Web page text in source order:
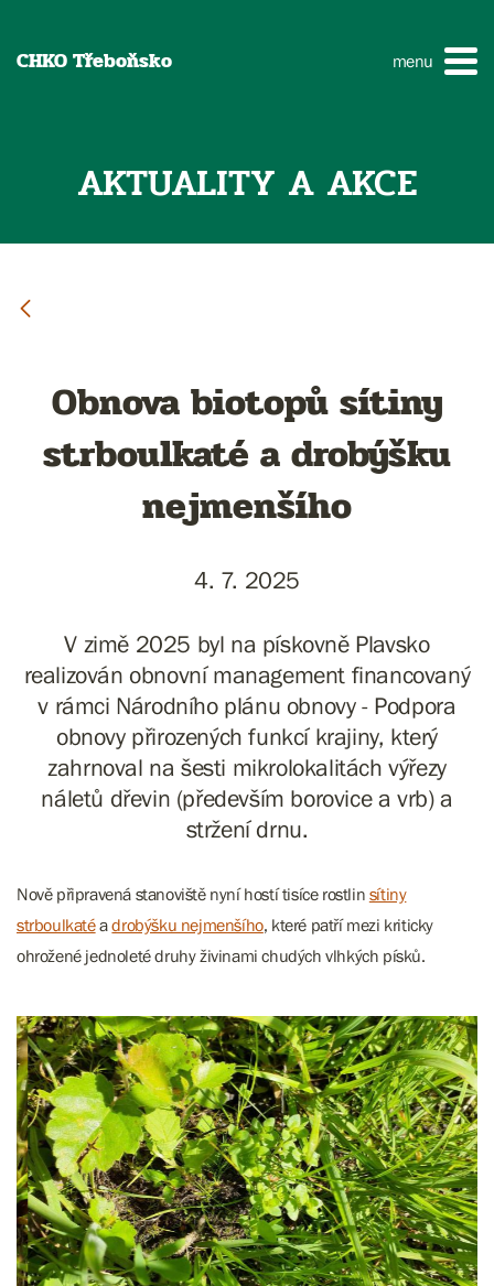
CHKO Třeboňsko menu
AKTUALITY A AKCE
Obnova biotopů sítiny
strboulkaté a drobýšku
nejmenšího
4. 7. 2025
V zimě 2025 byl na pískovně Plavsko
realizován obnovní management financovaný
v rámci Národního plánu obnovy - Podpora
obnovy přirozených funkcí krajiny, který
zahrnoval na šesti mikrolokalitách výřezy
náletů dřevin (především borovice a vrb) a
stržení drnu.
Nově připravená stanoviště nyní hostí tisíce rostlin sítiny
strboulkatéadrobýšku nejmenšího, které patří mezi kriticky
ohrožené jednoleté druhy živinami chudých vlhkých písků.